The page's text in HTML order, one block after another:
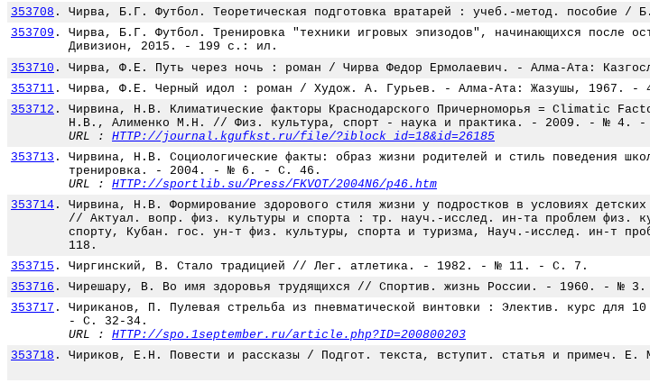
353708 . Чирва, Б.Г. Футбол. Теоретическая подготовка вратарей : учеб.-метод.
353709 .
Чирва, Б.Г. Футбол. Тренировка "техники игровых эпизодов", начинающихся
Дивизион, 2015. - 199 с.: ил.
353710 . Чирва, Ф.Е. Путь через ночь : роман / Чирва Федор Ермолаевич. - Алма-Ата:
353711 . Чирва, Ф.Е. Черный идол : роман / Худож. А. Гурьев. - Алма-Ата: Жазушы, 1967. -
353712 .
Чирвина, Н.В. Климатические факторы Краснодарского Причерноморья = Climatic
Н.В., Алименко М.Н. // Физ. культура, спорт - наука и практика. - 2009. - № 4. -
URL : HTTP://journal.kgufkst.ru/file/?iblock_id=18&id=26185
353713 .
Чирвина, Н.В. Социологические факты: образ жизни родителей и стиль поведения
тренировка. - 2004. - № 6. - С. 46.
URL : HTTP://sportlib.su/Press/FKVOT/2004N6/p46.htm
353714 .
Чирвина, Н.В. Формирование здорового стиля жизни у подростков в условиях
// Актуал. вопр. физ. культуры и спорта : тр. науч.-исслед. ин-та проблем физ.
спорту, Кубан. гос. ун-т физ. культуры, спорта и туризма, Науч.-исслед. ин-т
118.
353715 . Чиргинский, В. Стало традицией // Лег. атлетика. - 1982. - № 11. - С. 7.
353716 . Чирешару, В. Во имя здоровья трудящихся // Спортив. жизнь России. - 1960. - №
353717 .
Чириканов, П. Пулевая стрельба из пневматической винтовки : Электив. курс
- С. 32-34.
URL : HTTP://spo.1september.ru/article.php?ID=200800203
353718 . Чириков, Е.Н. Повести и рассказы / Подгот. текста, вступит. статья и примеч.